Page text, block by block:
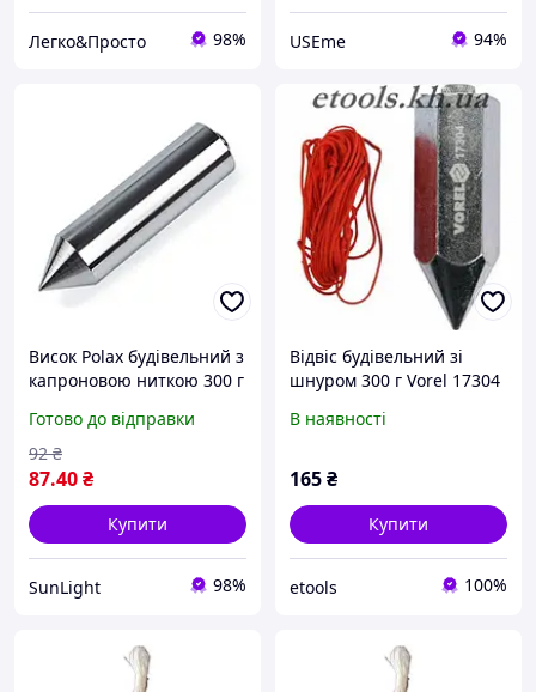
Легко&Просто 98% USEme 94%
Висок Polax будівельний з
капроновою ниткою 300 г
Готово до відправки
87.40₴
92 ₴
Купити
SunLight 98%
Відвіс будівельний зі
шнуром 300 г Vorel 17304
В наявності
165₴
Купити
etools 100%